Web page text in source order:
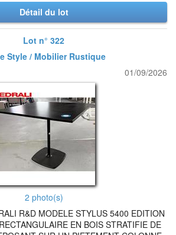
Détail du lot
Lot n° 322
Style / Mobilier Rustique
01/09/2026
2 photo(s)
R&D MODELE STYLUS 5400 EDITION
EN BOIS STRATIFIE DE